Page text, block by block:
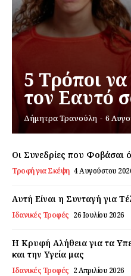
Daily Food
Αποποίηση Ευθυνών
Ο λογαριασμός μου
5 Τρόποι
τον Εαυτό
Δήμητρα Τρανούλη - 6
Οι Συνεδρίες που Φοβάσαι
Τροφή για Σκέψη 4 Αυγούστου
Αυτή Είναι η Συνταγή για
Ιδανικές Τροφές 26 Ιουλίου 2026
Η Κρυφή Αλήθεια για τα
και την Υγεία μας
Ιδανικές Τροφές 2 Απριλίου 2026